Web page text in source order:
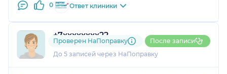
0 Ответ клиники
+7xxxxxxxx22
1 отзыв
До 5 записей через НаПоправку
Проверен НаПоправку После записи